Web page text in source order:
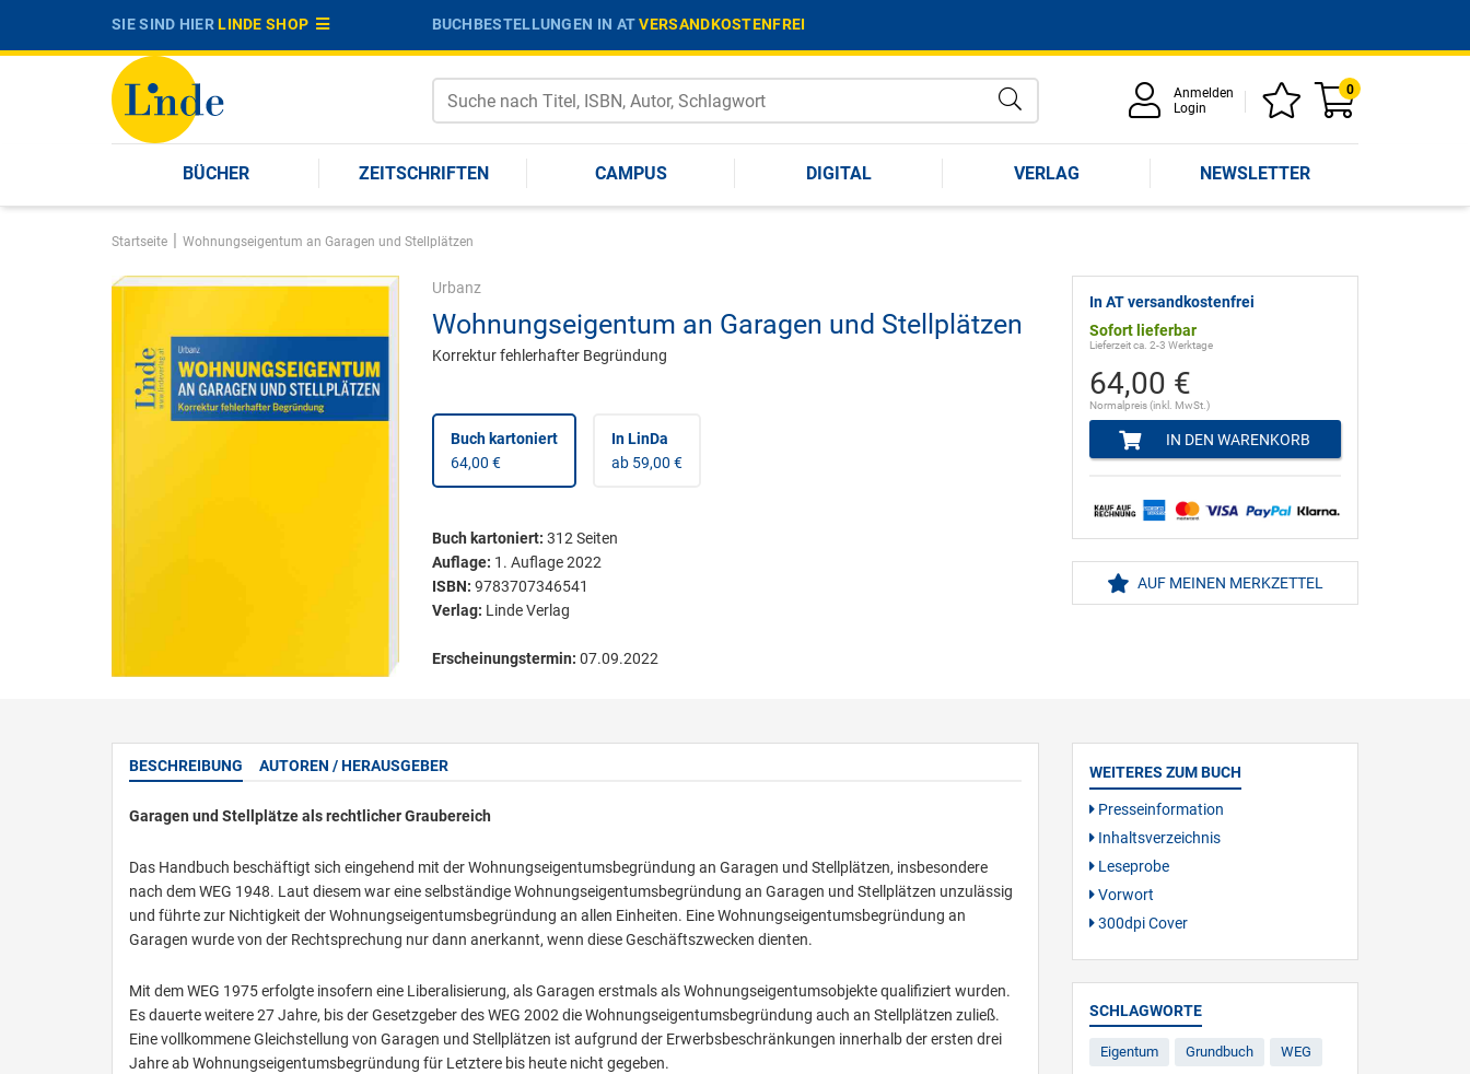
SIE SIND HIERLINDE SHOP BUCHBESTELLUNGEN IN ATVERSANDKOSTENFREI
Anmelden
Login
0
BÜCHER ZEITSCHRIFTEN CAMPUS DIGITAL VERLAG NEWSLETTER
Startseite | Wohnungseigentum an Garagen und Stellplätzen
Urbanz
Wohnungseigentum an Garagen und Stellplätzen
Korrektur fehlerhafter Begründung
Buch kartoniert
64,00 €
In LinDa
ab 59,00 €
Buch kartoniert: 312 Seiten
Auflage: 1. Auflage 2022
ISBN: 9783707346541
Verlag: Linde Verlag
Erscheinungstermin: 07.09.2022
In AT versandkostenfrei
Sofort lieferbar
Lieferzeit ca. 2-3 Werktage
64,00 €
Normalpreis (inkl. MwSt.)
IN DEN WARENKORB
AUF MEINEN MERKZETTEL
BESCHREIBUNG AUTOREN / HERAUSGEBER
Garagen und Stellplätze als rechtlicher Graubereich
Das Handbuch beschäftigt sich eingehend mit der Wohnungseigentumsbegründung an Garagen und Stellplätzen, insbesondere
nach dem WEG 1948. Laut diesem war eine selbständige Wohnungseigentumsbegründung an Garagen und Stellplätzen unzulässig
und führte zur Nichtigkeit der Wohnungseigentumsbegründung an allen Einheiten. Eine Wohnungseigentumsbegründung an
Garagen wurde von der Rechtsprechung nur dann anerkannt, wenn diese Geschäftszwecken dienten.
Mit dem WEG 1975 erfolgte insofern eine Liberalisierung, als Garagen erstmals als Wohnungseigentumsobjekte qualifiziert wurden.
Es dauerte weitere 27 Jahre, bis der Gesetzgeber des WEG 2002 die Wohnungseigentumsbegründung auch an Stellplätzen zuließ.
Eine vollkommene Gleichstellung von Garagen und Stellplätzen ist aufgrund der Erwerbsbeschränkungen innerhalb der ersten drei
Jahre ab Wohnungseigentumsbegründung für Letztere bis heute nicht gegeben.
WEITERES ZUM BUCH
Presseinformation
Inhaltsverzeichnis
Leseprobe
Vorwort
300dpi Cover
SCHLAGWORTE
Eigentum Grundbuch WEG